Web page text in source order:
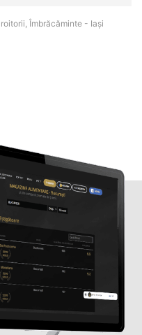
Îmbrăcăminte - Iaşi